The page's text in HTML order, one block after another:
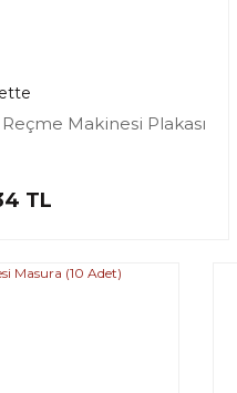
Makinesi Plakası
TL